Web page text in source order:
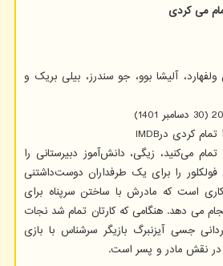
می کردی
ولفهارد، آلیشا بوو، جو سندرز، بیلی بریک و
تمام کردی درIMDB
می‌کنید، زیگی، دانش‌آموز دبیرستانی را
را برای یک طرفداران دوست‌داشتنی
است که مادرش با ساختن سرپناه برای
می دهد. هنگامی که کارتان تمام شد نجات
جسی آیزنبرگ بازیگر سرشناس با بازی
در نقش مادر و پسر است.